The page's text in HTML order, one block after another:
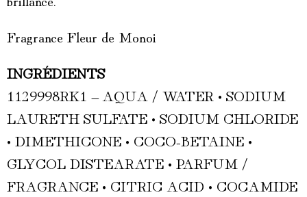
Fragrance Fleur de Monoi
INGRÉDIENTS
1129998RK1 – AQUA / WATER • SODIUM
LAURETH SULFATE • SODIUM CHLORIDE
• DIMETHICONE • COCO-BETAINE •
GLYCOL DISTEARATE • PARFUM /
FRAGRANCE • CITRIC ACID • COCAMIDE